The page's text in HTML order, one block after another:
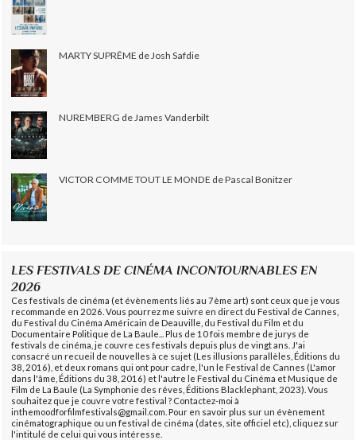
MARTY SUPRÊME de Josh Safdie
NUREMBERG de James Vanderbilt
VICTOR COMME TOUT LE MONDE de Pascal Bonitzer
LES FESTIVALS DE CINÉMA INCONTOURNABLES EN
2026
Ces festivals de cinéma (et évènements liés au 7ème art) sont ceux que je vous
recommande en 2026. Vous pourrez me suivre en direct du Festival de Cannes,
du Festival du Cinéma Américain de Deauville, du Festival du Film et du
Documentaire Politique de La Baule... Plus de 10 fois membre de jurys de
festivals de cinéma, je couvre ces festivals depuis plus de vingt ans. J'ai
consacré un recueil de nouvelles à ce sujet (Les illusions parallèles, Éditions du
38, 2016), et deux romans qui ont pour cadre, l'un le Festival de Cannes (L'amor
dans l'âme, Éditions du 38, 2016) et l'autre le Festival du Cinéma et Musique de
Film de La Baule (La Symphonie des rêves, Éditions Blacklephant, 2023). Vous
souhaitez que je couvre votre festival ? Contactez-moi à
inthemoodforfilmfestivals@gmail.com. Pour en savoir plus sur un évènement
cinématographique ou un festival de cinéma (dates, site officiel etc), cliquez sur
l'intitulé de celui qui vous intéresse.